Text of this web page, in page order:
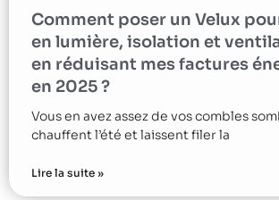
Comment poser un Velux
en lumière, isolation et
en réduisant mes factures
en 2025 ?
Vous en avez assez de vos combles
chauffent l’été et laissent filer la
Lire la suite »